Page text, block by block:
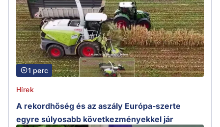
1 perc
Hírek
A rekordhőség és az aszály Európa-szerte
egyre súlyosabb következményekkel jár